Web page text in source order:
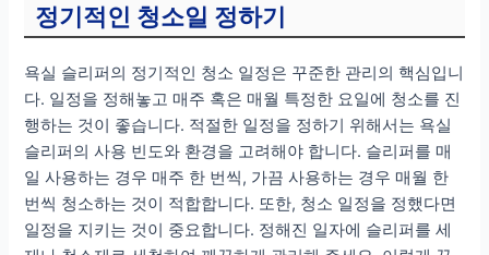
정기적인 청소일 정하기
욕실 슬리퍼의 정기적인 청소 일정은 꾸준한 관리의 핵심입니
다. 일정을 정해놓고 매주 혹은 매월 특정한 요일에 청소를 진
행하는 것이 좋습니다. 적절한 일정을 정하기 위해서는 욕실
슬리퍼의 사용 빈도와 환경을 고려해야 합니다. 슬리퍼를 매
일 사용하는 경우 매주 한 번씩, 가끔 사용하는 경우 매월 한
번씩 청소하는 것이 적합합니다. 또한, 청소 일정을 정했다면
일정을 지키는 것이 중요합니다. 정해진 일자에 슬리퍼를 세